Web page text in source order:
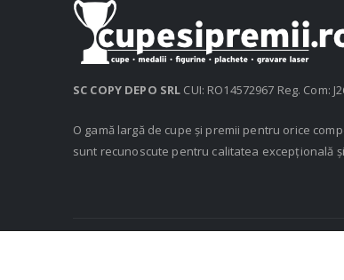
SC COPY DEPO SRL CUI: RO14572967 Reg. Com:
O gamă largă de cupe și premii pentru orice
sunt recunoscute pentru calitatea excepțională